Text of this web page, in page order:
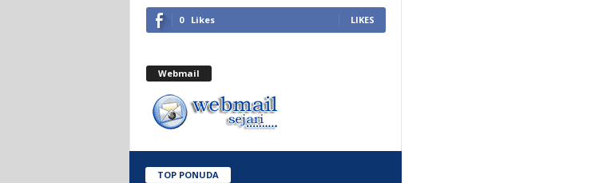
.
o
.
0 Likes LIKES
Webmail
TOP PONUDA